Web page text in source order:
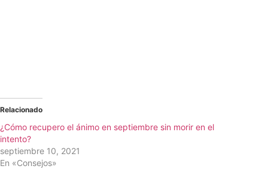
Relacionado
¿Cómo recupero el ánimo en septiembre sin morir en el
intento?
septiembre 10, 2021
En «Consejos»